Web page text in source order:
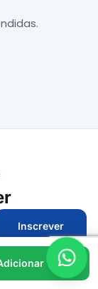
Inscrever
no seu e-mail.